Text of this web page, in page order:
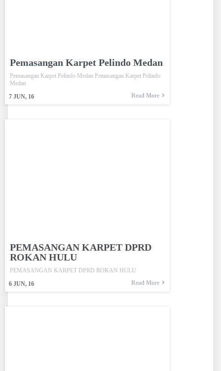
Pemasangan Karpet Pelindo Medan
7 JUN, 16
Pemasangan Karpet Pelindo Medan Pemasangan Karpet Pelindo
Medan
Read More
PEMASANGAN KARPET DPRD
ROKAN HULU
6 JUN, 16
PEMASANGAN KARPET DPRD ROKAN HULU
Read More